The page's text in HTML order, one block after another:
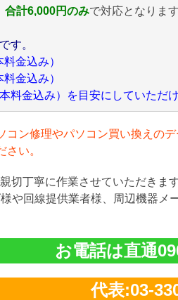
合計6,000円のみで対応となります
す。
金込み）
金込み）
金込み）を目安にしていただけ
コン修理やパソコン買い換えの
い。
切丁寧に作業させていただきます
や回線提供業者様、周辺機器
お電話は直通
代表:03-